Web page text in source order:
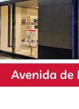
grupos